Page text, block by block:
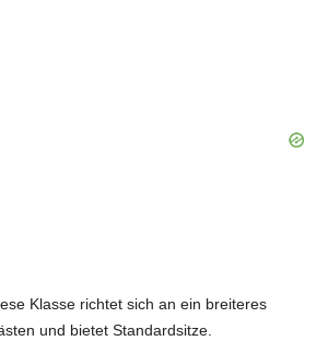
Klasse richtet sich an ein breiteres
und bietet Standardsitze.